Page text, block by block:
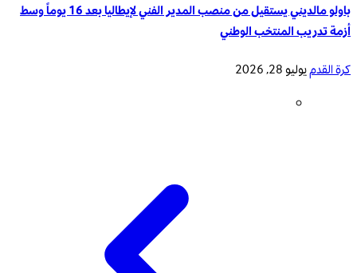
باولو مالديني يستقيل من منصب المدير الفني لإيطاليا بعد 16 يوماً وسط
أزمة تدريب المنتخب الوطني
كرة القدميوليو 28, 2026